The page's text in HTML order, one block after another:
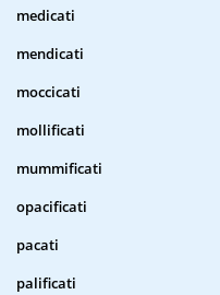
medicati
mendicati
moccicati
mollificati
mummificati
opacificati
pacati
palificati